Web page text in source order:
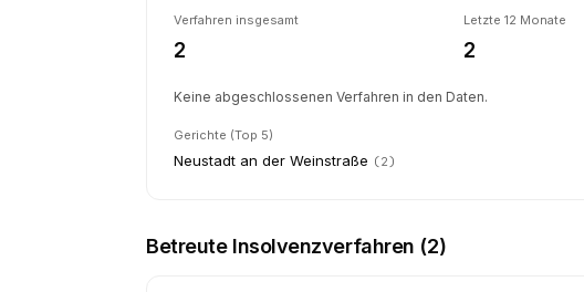
Verfahren insgesamt
2
Letzte 12 Monate
2
Keine abgeschlossenen Verfahren in den Daten.
Gerichte (Top 5)
Neustadt an der Weinstraße (2)
Betreute Insolvenzverfahren (2)